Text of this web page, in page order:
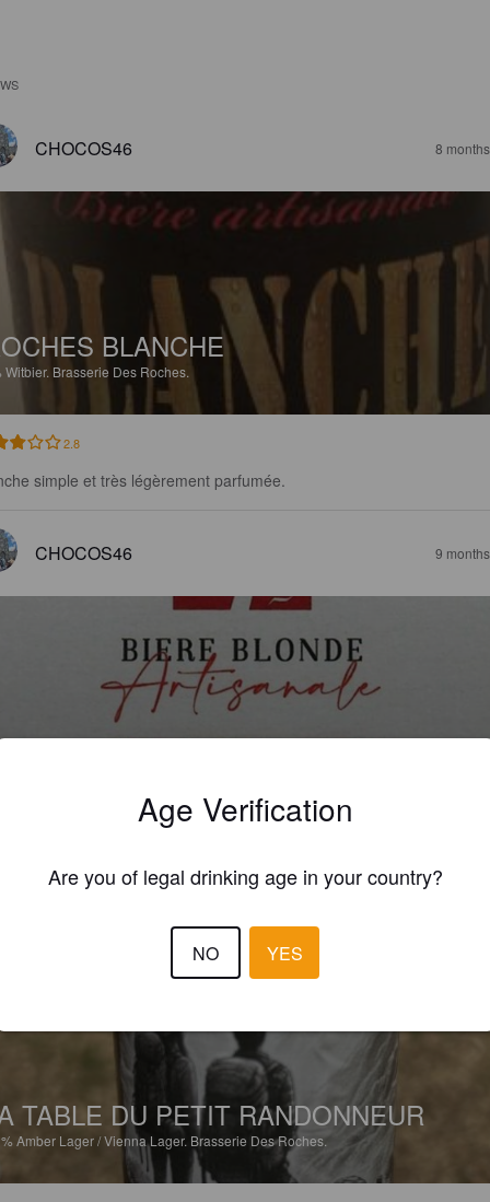
CHOCOS46 8
BLANCHE
Witbier. Brasserie Des Roches.
2.8
simple et très légèrement parfumée.
CHOCOS46 9
BLONDE
TABLE DU PETIT RANDONNEUR
Amber Lager / Vienna Lager. Brasserie Des Roches.
Age Verification
Are you of legal drinking age in your country?
NO YES